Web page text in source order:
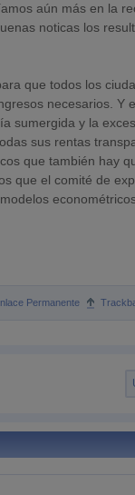
aún más en la
noticas los
que todos los
necesarios. Y
sumergida y la
sus rentas
que también hay
que el comité de
Permanente